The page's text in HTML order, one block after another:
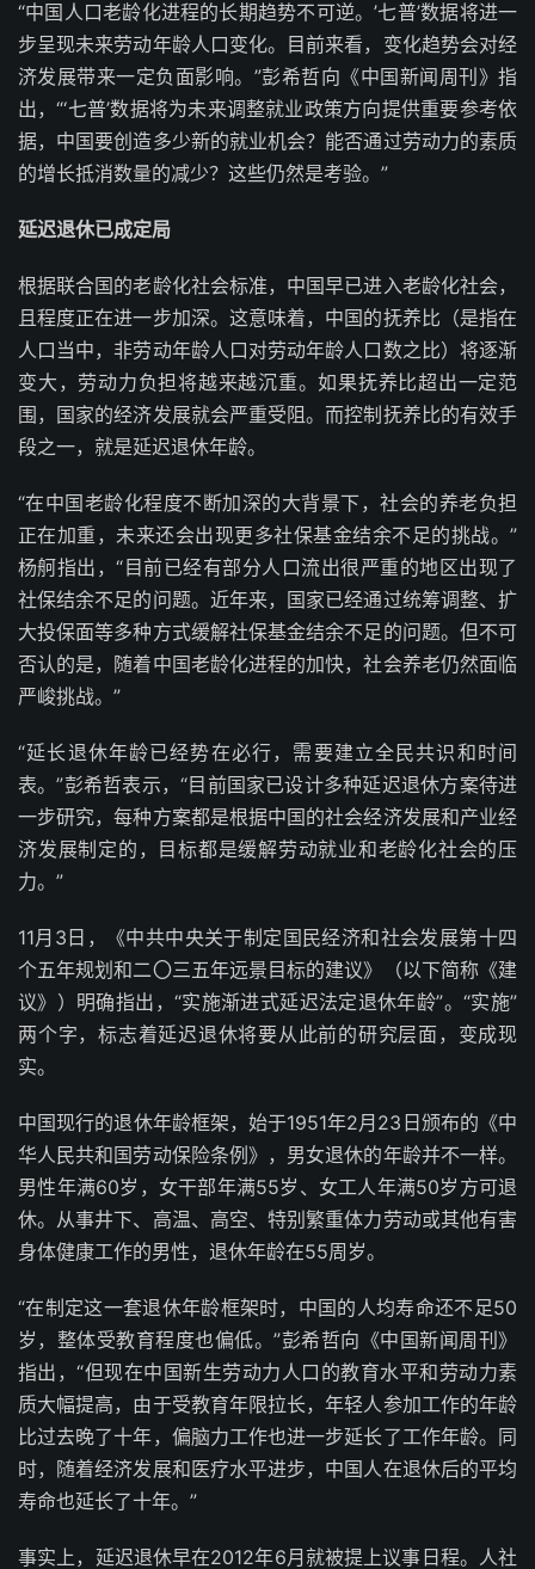
“中国人口老龄化进程的长期趋势不可逆。’七普’数据将进一
步呈现未来劳动年龄人口变化。目前来看，变化趋势会对经
济发展带来一定负面影响。”彭希哲向《中国新闻周刊》指
出，“‘七普’数据将为未来调整就业政策方向提供重要参考依
据，中国要创造多少新的就业机会？能否通过劳动力的素质
的增长抵消数量的减少？这些仍然是考验。”
延迟退休已成定局
根据联合国的老龄化社会标准，中国早已进入老龄化社会，
且程度正在进一步加深。这意味着，中国的抚养比（是指在
人口当中，非劳动年龄人口对劳动年龄人口数之比）将逐渐
变大，劳动力负担将越来越沉重。如果抚养比超出一定范
围，国家的经济发展就会严重受阻。而控制抚养比的有效手
段之一，就是延迟退休年龄。
“在中国老龄化程度不断加深的大背景下，社会的养老负担
正在加重，未来还会出现更多社保基金结余不足的挑战。”
杨舸指出，“目前已经有部分人口流出很严重的地区出现了
社保结余不足的问题。近年来，国家已经通过统筹调整、扩
大投保面等多种方式缓解社保基金结余不足的问题。但不可
否认的是，随着中国老龄化进程的加快，社会养老仍然面临
严峻挑战。”
“延长退休年龄已经势在必行，需要建立全民共识和时间
表。”彭希哲表示，“目前国家已设计多种延迟退休方案待进
一步研究，每种方案都是根据中国的社会经济发展和产业经
济发展制定的，目标都是缓解劳动就业和老龄化社会的压
力。”
11月3日，《中共中央关于制定国民经济和社会发展第十四
个五年规划和二〇三五年远景目标的建议》（以下简称《建
议》）明确指出，“实施渐进式延迟法定退休年龄”。“实施”
两个字，标志着延迟退休将要从此前的研究层面，变成现
实。
中国现行的退休年龄框架，始于1951年2月23日颁布的《中
华人民共和国劳动保险条例》，男女退休的年龄并不一样。
男性年满60岁，女干部年满55岁、女工人年满50岁方可退
休。从事井下、高温、高空、特别繁重体力劳动或其他有害
身体健康工作的男性，退休年龄在55周岁。
“在制定这一套退休年龄框架时，中国的人均寿命还不足50
岁，整体受教育程度也偏低。”彭希哲向《中国新闻周刊》
指出，“但现在中国新生劳动力人口的教育水平和劳动力素
质大幅提高，由于受教育年限拉长，年轻人参加工作的年龄
比过去晚了十年，偏脑力工作也进一步延长了工作年龄。同
时，随着经济发展和医疗水平进步，中国人在退休后的平均
寿命也延长了十年。”
事实上，延迟退休早在2012年6月就被提上议事日程。人社